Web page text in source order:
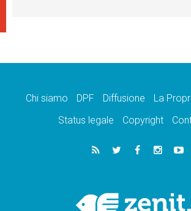
Chi siamo DPF Diffusione La
Status legale
Copyright